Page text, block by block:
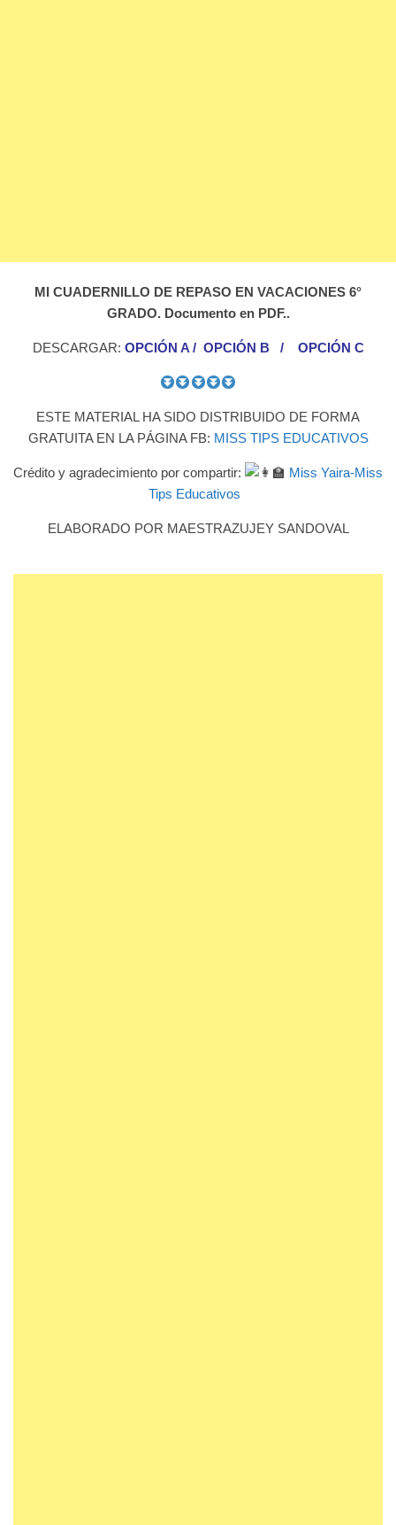
MI CUADERNILLO DE REPASO EN VACACIONES 6°
GRADO. Documento en PDF..
DESCARGAR: OPCIÓN A/ OPCIÓN B/ OPCIÓN C
ESTE MATERIAL HA SIDO DISTRIBUIDO DE FORMA
GRATUITA EN LA PÁGINA FB: MISS TIPS EDUCATIVOS
Crédito y agradecimiento por compartir:
Miss Yaira-Miss
Tips Educativos
ELABORADO POR MAESTRAZUJEY SANDOVAL